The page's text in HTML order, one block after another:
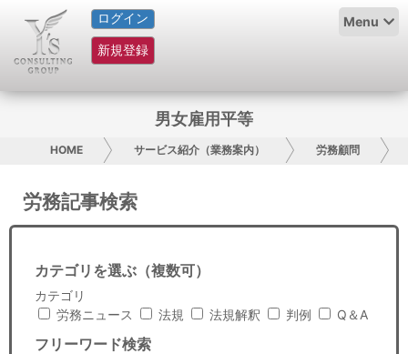
ログイン
新規登録
Menu
HOME
サービス紹介
グループ概要
採用情報
日本人にPR
コンサルティング
男女雇用平等
HOME サービス紹介（業務案内） 労務顧問
労務記事検索
カテゴリを選ぶ（複数可）
カテゴリ
労務ニュース
法規 法規解釈 判例 Q＆A
フリーワード検索